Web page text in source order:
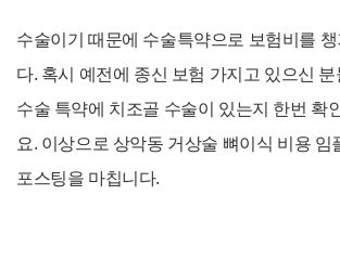
수술이기 때문에 수술특약으로 보험비를 챙
다. 혹시 예전에 종신 보험 가지고 있으신 분
수술 특약에 치조골 수술이 있는지 한번 확
요. 이상으로 상악동 거상술 뼈이식 비용 임
포스팅을 마칩니다.